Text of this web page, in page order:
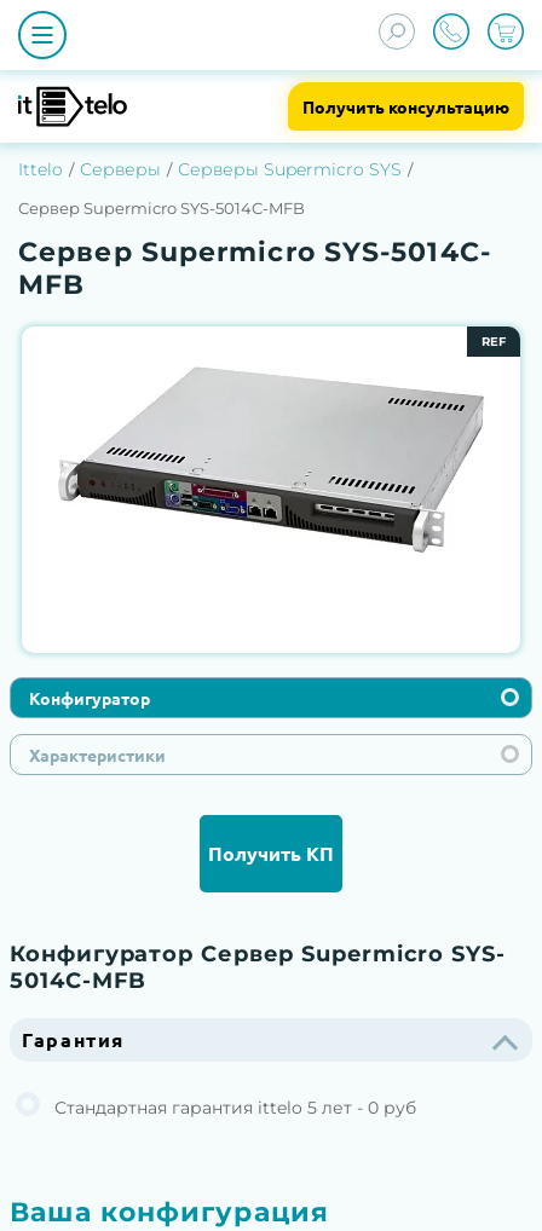
Получить консультацию
Ittelo Серверы Серверы Supermicro SYS
Сервер Supermicro SYS-5014C-MFB
Сервер Supermicro SYS-5014C-
MFB
REF
Конфигуратор
Характеристики
Получить КП
Конфигуратор Сервер Supermicro SYS-
5014C-MFB
Гарантия
Стандартная гарантия ittelo 5 лет - 0 руб
Ваша конфигурация